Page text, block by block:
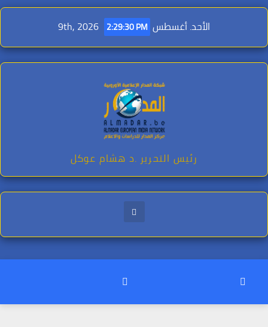
Skip
content
الأحد. أغسطس 9th, 2026 2:29:31 PM
رئيس التحرير .د هشام عوكل